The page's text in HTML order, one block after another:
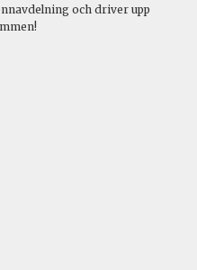
och driver upp